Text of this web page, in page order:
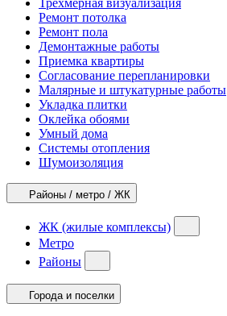
Трехмерная визуализация
Ремонт потолка
Ремонт пола
Демонтажные работы
Приемка квартиры
Согласование перепланировки
Малярные и штукатурные работы
Укладка плитки
Оклейка обоями
Умный дома
Системы отопления
Шумоизоляция
Районы / метро / ЖК
ЖК (жилые комплексы)
Метро
Районы
Города и поселки